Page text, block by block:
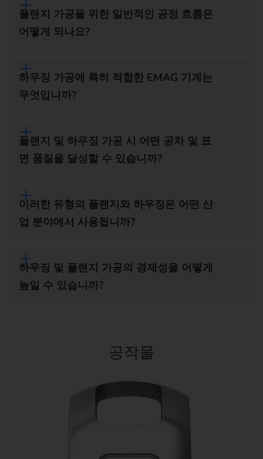
플랜지 가공을 위한 일반적인 공정 흐름은
어떻게 되나요?
하우징 가공에 특히 적합한 EMAG 기계는
무엇입니까?
플랜지 및 하우징 가공 시 어떤 공차 및 표
면 품질을 달성할 수 있습니까?
이러한 유형의 플랜지와 하우징은 어떤 산
업 분야에서 사용됩니까?
하우징 및 플랜지 가공의 경제성을 어떻게
높일 수 있습니까?
공작물